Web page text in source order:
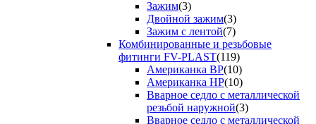
Зажим(3)
Двойной зажим(3)
Зажим с лентой(7)
Комбинированные и резьбовые
фитинги FV-PLAST(119)
Американка ВР(10)
Американка НР(10)
Вварное седло с металлической
резьбой наружной(3)
Вварное седло с металлической